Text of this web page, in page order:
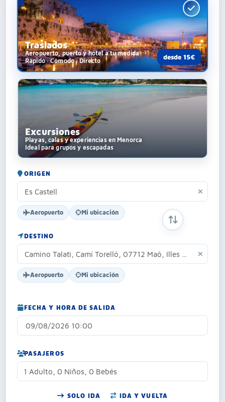
Traslados
Aeropuerto, puerto y hotel a tu medida
Rápido · Cómodo · Directo
desde 15€
Excursiones
Playas, calas y experiencias en Menorca
Ideal para grupos y escapadas
ORIGEN
Aeropuerto Mi ubicación
DESTINO
Aeropuerto Mi ubicación
FECHA Y HORA DE SALIDA
PASAJEROS
1 Adulto, 0 Niños, 0 Bebés
SOLO IDA IDA Y VUELTA